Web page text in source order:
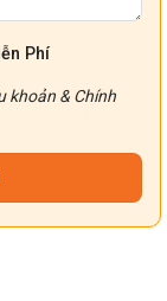
Phí
khoản & Chính